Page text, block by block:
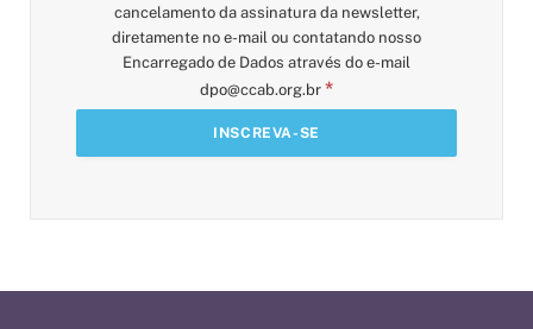
cancelamento da assinatura da newsletter,
diretamente no e-mail ou contatando nosso
Encarregado de Dados através do e-mail
dpo@ccab.org.br *